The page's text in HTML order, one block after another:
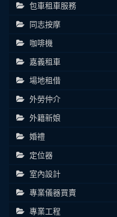
包車租車服務
同志按摩
咖啡機
嘉義租車
場地租借
外勞仲介
外籍新娘
婚禮
定位器
室內設計
專業儀器買賣
專業工程